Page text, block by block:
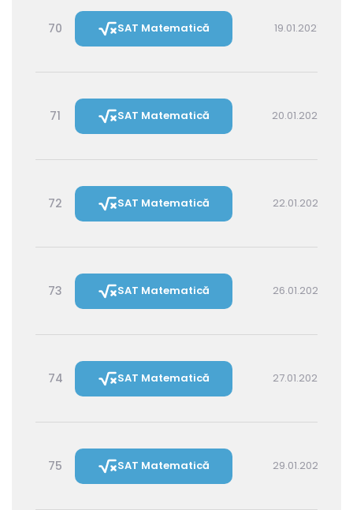
70 SAT Matematică 19.01.2027 16:00
71 SAT Matematică 20.01.2027 14:30
72 SAT Matematică 22.01.2027 16:00
73 SAT Matematică 26.01.2027 16:00
74 SAT Matematică 27.01.2027 14:30
75 SAT Matematică 29.01.2027 16:00